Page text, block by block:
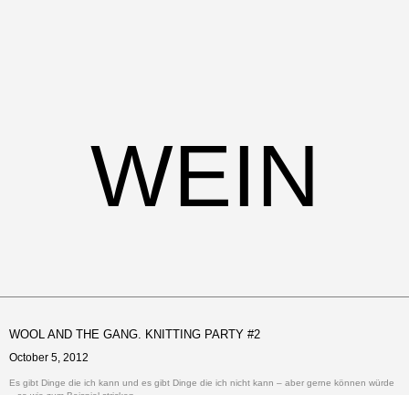
WEIN
WOOL AND THE GANG. KNITTING PARTY #2
October 5, 2012
Es gibt Dinge die ich kann und es gibt Dinge die ich nicht kann – aber gerne können würde